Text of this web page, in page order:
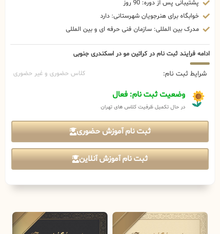
پشتیبانی پس از دوره: 90 روز
خوابگاه برای هنرجویان شهرستانی: دارد
مدرک بین المللی: سازمان فنی حرفه ای و بین المللی
ادامه فرایند ثبت نام در کراتین مو در اسکندری جنوبی
شرایط ثبت نام: کلاس حضوری و غیر حضوری
وضعیت ثبت نام: فعال
در حال تکمیل ظرفیت کلاس های تهران
ثبت نام آموزش حضوری
ثبت نام آموزش آنلاین